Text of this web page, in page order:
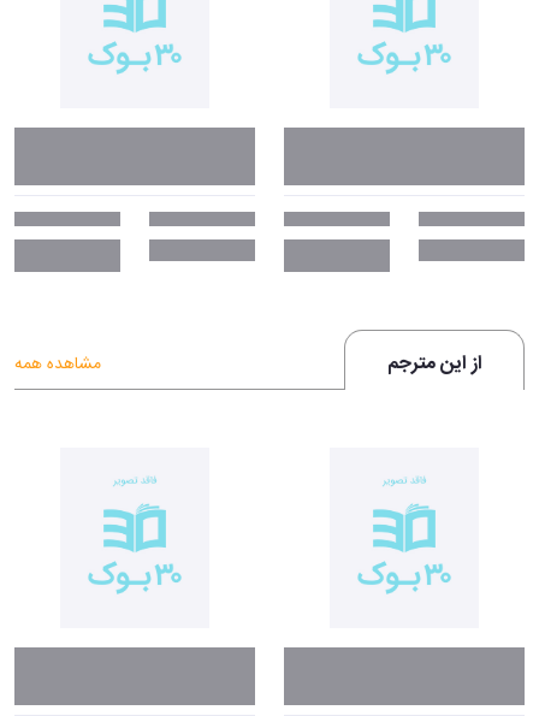
از این مترجم مشاهده همه